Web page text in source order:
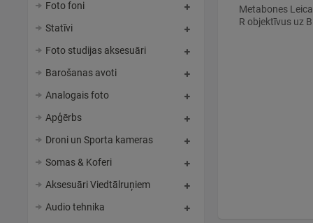
Foto foni
Statīvi
Foto studijas aksesuāri
Barošanas avoti
Analogais foto
Apģērbs
Droni un Sporta kameras
Somas & Koferi
Aksesuāri Viedtālruņiem
Audio tehnika
Metabones
R objektīvus uz